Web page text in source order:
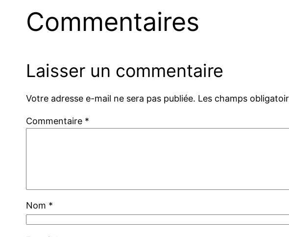
Commentaires
Laisser un commentaire
Votre adresse e-mail ne sera pas publiée. Les champs
Commentaire *
Nom *